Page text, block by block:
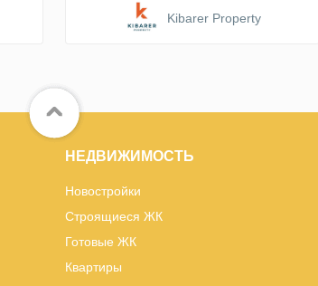
Kibarer Property
НЕДВИЖИМОСТЬ
Новостройки
Строящиеся ЖК
Готовые ЖК
Квартиры